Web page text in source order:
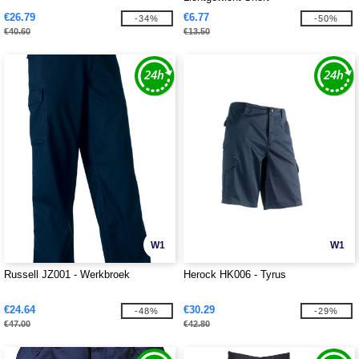
€26.79
€40.60
-34%
€6.77
€13.50
-50%
W1
Russell JZ001 - Werkbroek
€24.64
€47.00
-48%
W1
Herock HK006 - Tyrus
€30.29
€42.80
-29%